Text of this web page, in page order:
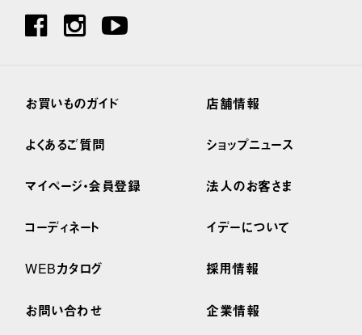
お買いものガイド
よくあるご質問
マイページ・会員登録
コーディネート
WEBカタログ
お問い合わせ
店舗情報
ショップニュース
法人のお客さま
イデーについて
採用情報
企業情報